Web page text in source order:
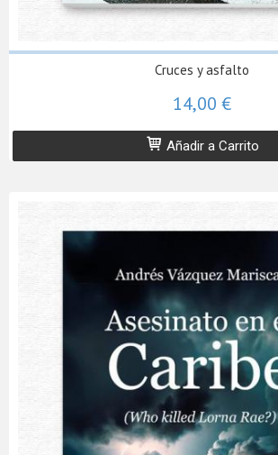
Cruces y asfalto
14,00 €
Añadir a Carrito